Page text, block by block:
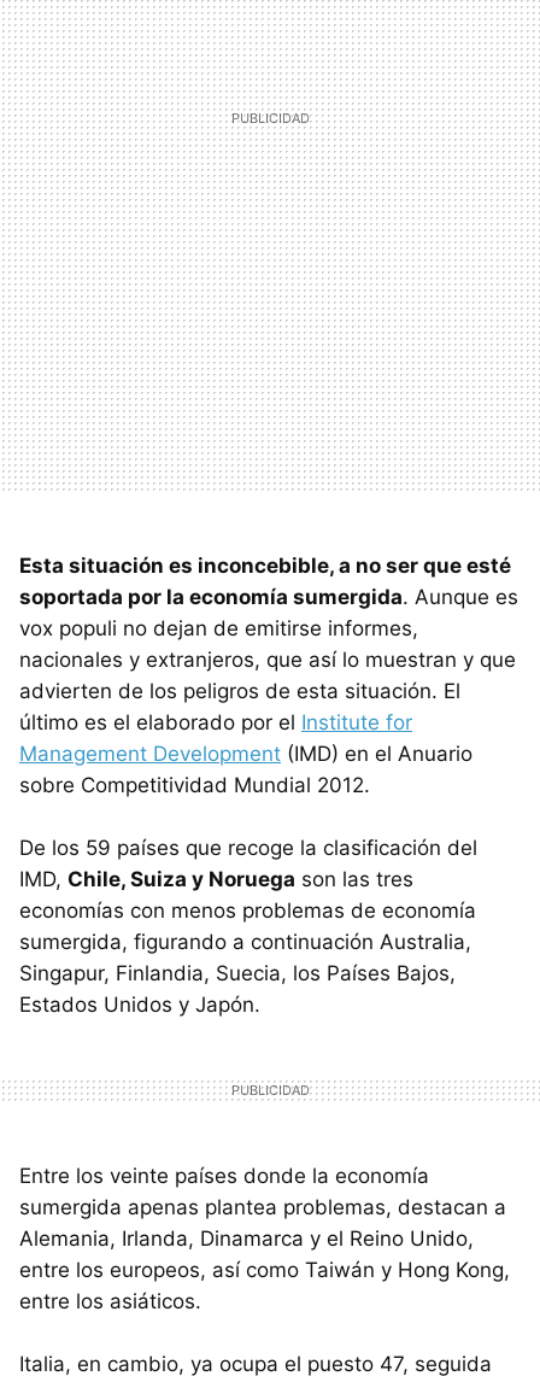
Esta situación es inconcebible, a no ser que esté
soportada por la economía sumergida. Aunque es
vox populi no dejan de emitirse informes,
nacionales y extranjeros, que así lo muestran y que
advierten de los peligros de esta situación. El
último es el elaborado por el Institute for
Management Development (IMD) en el Anuario
sobre Competitividad Mundial 2012.
De los 59 países que recoge la clasificación del
IMD, Chile, Suiza y Noruega son las tres
economías con menos problemas de economía
sumergida, figurando a continuación Australia,
Singapur, Finlandia, Suecia, los Países Bajos,
Estados Unidos y Japón.
Entre los veinte países donde la economía
sumergida apenas plantea problemas, destacan a
Alemania, Irlanda, Dinamarca y el Reino Unido,
entre los europeos, así como Taiwán y Hong Kong,
entre los asiáticos.
Italia, en cambio, ya ocupa el puesto 47, seguida